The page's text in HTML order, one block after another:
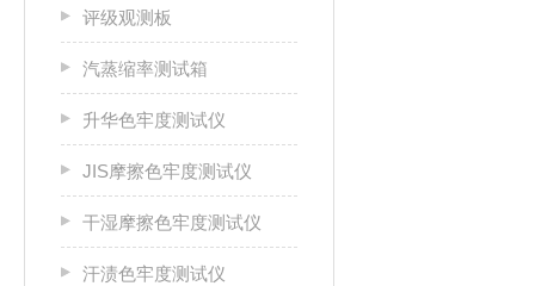
评级观测板
汽蒸缩率测试箱
升华色牢度测试仪
JIS摩擦色牢度测试仪
干湿摩擦色牢度测试仪
汗渍色牢度测试仪